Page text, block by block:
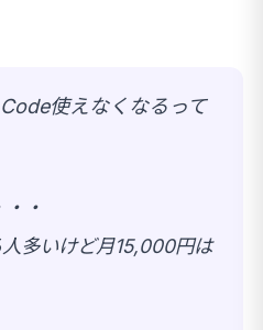
使えなくなるって
・
多いけど月15,000円は